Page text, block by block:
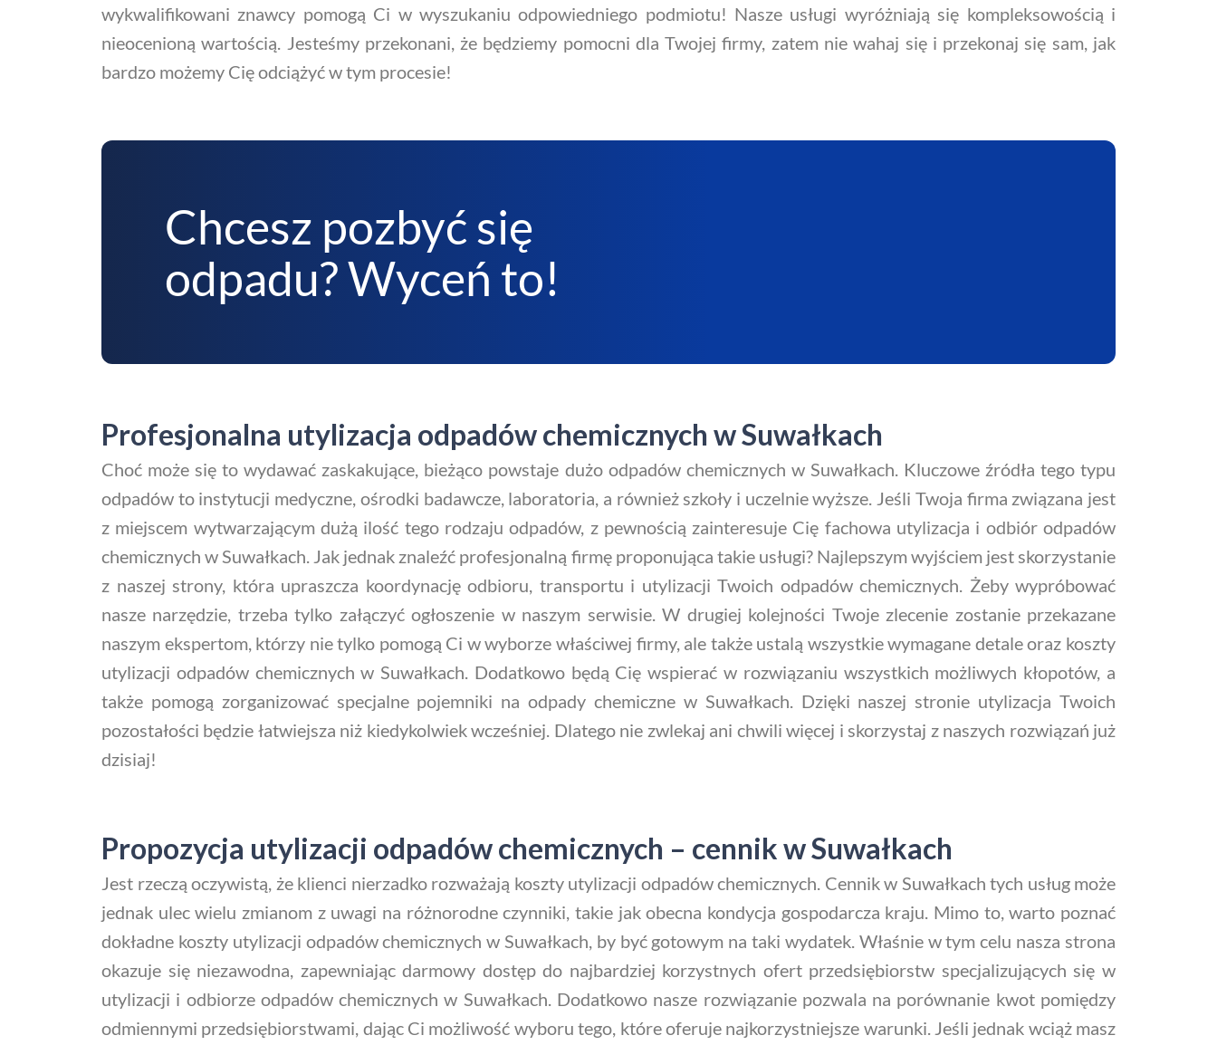
wykwalifikowani znawcy pomogą Ci w wyszukaniu odpowiedniego podmiotu! Nasze usługi wyróżniają się kompleksowością i
nieocenioną wartością. Jesteśmy przekonani, że będziemy pomocni dla Twojej firmy, zatem nie wahaj się i przekonaj się sam, jak
bardzo możemy Cię odciążyć w tym procesie!
Chcesz pozbyć się
odpadu? Wyceń to!
Profesjonalna utylizacja odpadów chemicznych w Suwałkach
Choć może się to wydawać zaskakujące, bieżąco powstaje dużo odpadów chemicznych w Suwałkach. Kluczowe źródła tego typu
odpadów to instytucji medyczne, ośrodki badawcze, laboratoria, a również szkoły i uczelnie wyższe. Jeśli Twoja firma związana jest
z miejscem wytwarzającym dużą ilość tego rodzaju odpadów, z pewnością zainteresuje Cię fachowa utylizacja i odbiór odpadów
chemicznych w Suwałkach. Jak jednak znaleźć profesjonalną firmę proponująca takie usługi? Najlepszym wyjściem jest skorzystanie
z naszej strony, która upraszcza koordynację odbioru, transportu i utylizacji Twoich odpadów chemicznych. Żeby wypróbować
nasze narzędzie, trzeba tylko załączyć ogłoszenie w naszym serwisie. W drugiej kolejności Twoje zlecenie zostanie przekazane
naszym ekspertom, którzy nie tylko pomogą Ci w wyborze właściwej firmy, ale także ustalą wszystkie wymagane detale oraz koszty
utylizacji odpadów chemicznych w Suwałkach. Dodatkowo będą Cię wspierać w rozwiązaniu wszystkich możliwych kłopotów, a
także pomogą zorganizować specjalne pojemniki na odpady chemiczne w Suwałkach. Dzięki naszej stronie utylizacja Twoich
pozostałości będzie łatwiejsza niż kiedykolwiek wcześniej. Dlatego nie zwlekaj ani chwili więcej i skorzystaj z naszych rozwiązań już
dzisiaj!
Propozycja utylizacji odpadów chemicznych – cennik w Suwałkach
Jest rzeczą oczywistą, że klienci nierzadko rozważają koszty utylizacji odpadów chemicznych. Cennik w Suwałkach tych usług może
jednak ulec wielu zmianom z uwagi na różnorodne czynniki, takie jak obecna kondycja gospodarcza kraju. Mimo to, warto poznać
dokładne koszty utylizacji odpadów chemicznych w Suwałkach, by być gotowym na taki wydatek. Właśnie w tym celu nasza strona
okazuje się niezawodna, zapewniając darmowy dostęp do najbardziej korzystnych ofert przedsiębiorstw specjalizujących się w
utylizacji i odbiorze odpadów chemicznych w Suwałkach. Dodatkowo nasze rozwiązanie pozwala na porównanie kwot pomiędzy
odmiennymi przedsiębiorstwami, dając Ci możliwość wyboru tego, które oferuje najkorzystniejsze warunki. Jeśli jednak wciąż masz